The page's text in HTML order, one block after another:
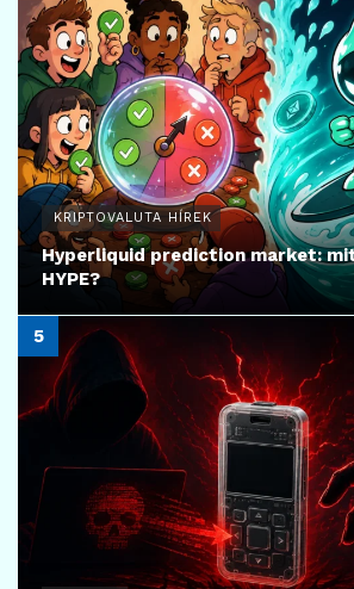
KRIPTOVALUTA HÍREK
Hyperliquid prediction market:
HYPE?